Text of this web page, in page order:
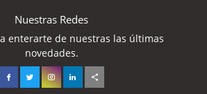
Nuestras Redes
enterarte de nuestras las últimas
novedades.